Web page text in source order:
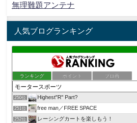
無理難題アンテナ
人気ブログランキング
ランキング ポイント ブロ画
250位 Highest"R" Part?
251位 free man／FREE SPACE
252位 レーシングカートを楽しもう！